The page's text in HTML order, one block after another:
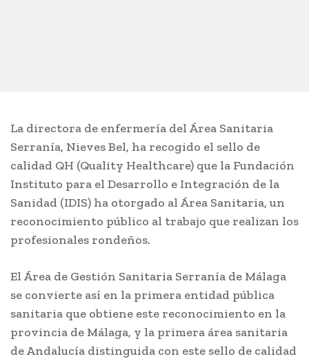
La directora de enfermería del Área Sanitaria
Serranía, Nieves Bel, ha recogido el sello de
calidad QH (Quality Healthcare) que la Fundación
Instituto para el Desarrollo e Integración de la
Sanidad (IDIS) ha otorgado al Área Sanitaria, un
reconocimiento público al trabajo que realizan los
profesionales rondeños.
El Área de Gestión Sanitaria Serranía de Málaga
se convierte así en la primera entidad pública
sanitaria que obtiene este reconocimiento en la
provincia de Málaga, y la primera área sanitaria
de Andalucía distinguida con este sello de calidad